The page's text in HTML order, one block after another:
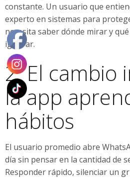
constante. Un usuario que
experto en sistemas para
necesita saber dónde mirar y
ignorar.
2. El cambio
la app
hábitos
El usuario promedio abre
día sin pensar en la cantidad de
Responder rápido, silenciar un